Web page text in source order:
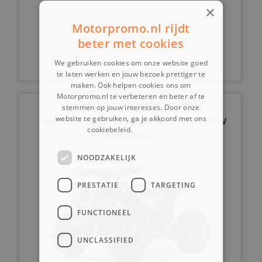
€ 44,99
Maxi Kinderquad Gepard Phantom S8 1000W
×
Motorpromo.nl rijdt
beter met cookies
We gebruiken cookies om onze website goed
te laten werken en jouw bezoek prettiger te
maken. Ook helpen cookies ons om
Motorpromo.nl te verbeteren en beter af te
stemmen op jouw interesses. Door onze
website te gebruiken, ga je akkoord met ons
cookiebeleid.
NOODZAKELIJK
PRESTATIE TARGETING
FUNCTIONEEL
UNCLASSIFIED